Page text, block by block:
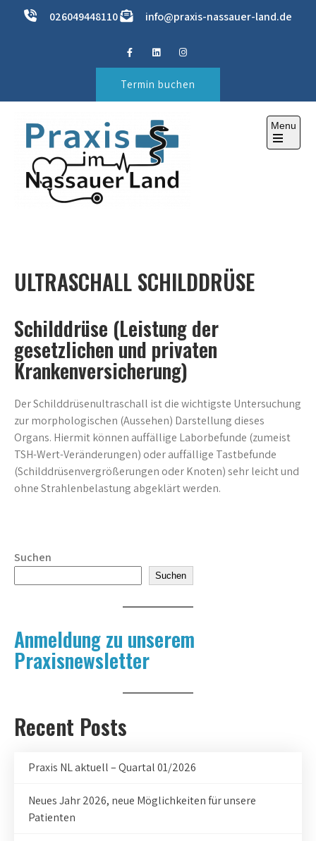
026049448110 info@praxis-nassauer-land.de
Termin buchen
Menu
Open
ULTRASCHALL SCHILDDRÜSE
Schilddrüse (Leistung der
gesetzlichen und privaten
Krankenversicherung)
Der Schilddrüsenultraschall ist die wichtigste Untersuchung
zur morphologischen (Aussehen) Darstellung dieses
Organs. Hiermit können auffällige Laborbefunde (zumeist
TSH-Wert-Veränderungen) oder auffällige Tastbefunde
(Schilddrüsenvergrößerungen oder Knoten) sehr leicht und
ohne Strahlenbelastung abgeklärt werden.
Suchen
Suchen
Anmeldung zu unserem
Praxisnewsletter
Recent Posts
Praxis NL aktuell – Quartal 01/2026
Neues Jahr 2026, neue Möglichkeiten für unsere
Patienten